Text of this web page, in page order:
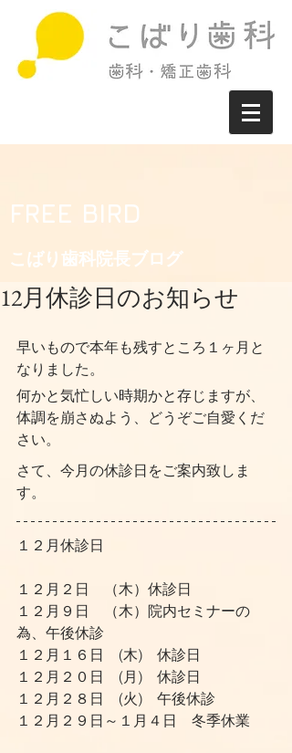
FREE BIRD
こばり歯科院長ブログ​
12月休診日のお知らせ
早いもので本年も残すところ１ヶ月と
なりました。
何かと気忙しい時期かと存じますが、
体調を崩さぬよう、どうぞご自愛くだ
さい。
さて、今月の休診日をご案内致しま
す。
１２月休診日
１２月２日　（木）休診日
１２月９日　（木）院内セミナーの
為、午後休診
１２月１６日　(木)　休診日
１２月２０日　(月)　休診日
１２月２８日　(火)　午後休診
１２月２９日～１月４日　冬季休業